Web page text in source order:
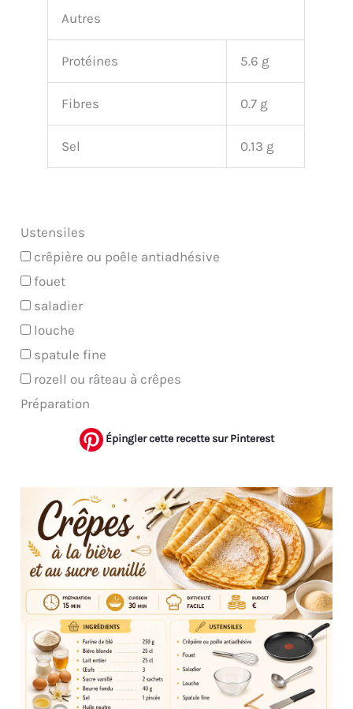
Autres
Protéines 5.6 g
Fibres 0.7 g
Sel 0.13 g
Ustensiles
crêpière ou poêle antiadhésive
fouet
saladier
louche
spatule fine
rozell ou râteau à crêpes
Préparation
Épingler cette recette sur Pinterest